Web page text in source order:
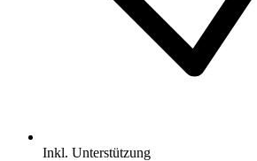
Inkl. Unterstützung